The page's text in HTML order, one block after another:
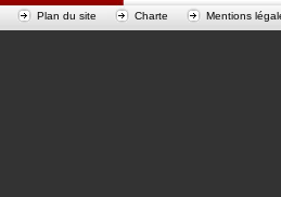
Plan du site Charte Mentions